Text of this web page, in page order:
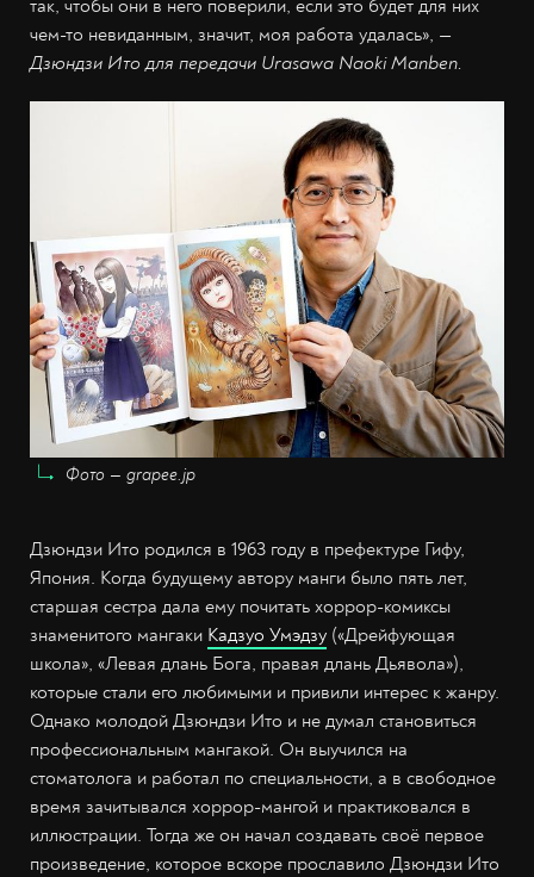
так, чтобы они в него поверили, если это будет для них
чем-то невиданным, значит, моя работа удалась», —
Дзюндзи Ито для передачи Urasawa Naoki Manben.
Фото — grapee.jp
Дзюндзи Ито родился в 1963 году в префектуре Гифу,
Япония. Когда будущему автору манги было пять лет,
старшая сестра дала ему почитать хоррор-комиксы
знаменитого мангаки Кадзуо Умэдзу («Дрейфующая
школа», «Левая длань Бога, правая длань Дьявола»),
которые стали его любимыми и привили интерес к жанру.
Однако молодой Дзюндзи Ито и не думал становиться
профессиональным мангакой. Он выучился на
стоматолога и работал по специальности, а в свободное
время зачитывался хоррор-мангой и практиковался в
иллюстрации. Тогда же он начал создавать своё первое
произведение, которое вскоре прославило Дзюндзи Ито